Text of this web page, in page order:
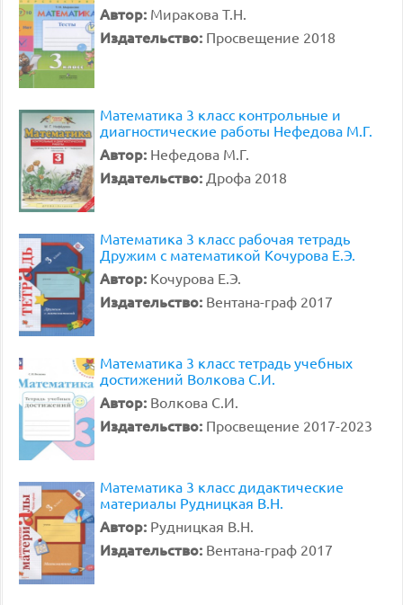
Автор: Миракова Т.Н.
Издательство: Просвещение 2018
Математика 3 класс контрольные и
диагностические работы Нефедова М.Г.
Автор: Нефедова М.Г.
Издательство: Дрофа 2018
Математика 3 класс рабочая тетрадь
Дружим с математикой Кочурова Е.Э.
Автор: Кочурова Е.Э.
Издательство: Вентана-граф 2017
Математика 3 класс тетрадь учебных
достижений Волкова С.И.
Автор: Волкова С.И.
Издательство: Просвещение 2017-2023
Математика 3 класс дидактические
материалы Рудницкая В.Н.
Автор: Рудницкая В.Н.
Издательство: Вентана-граф 2017